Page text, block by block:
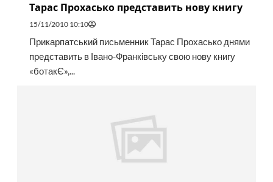
Тарас Прохасько представить нову книгу
15/11/2010 10:10
Прикарпатський письменник Тарас Прохасько днями
представить в Івано-Франківську свою нову книгу
«ботакЄ»,...